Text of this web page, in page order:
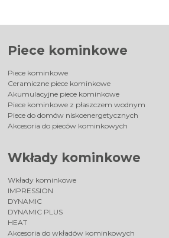
Piece kominkowe
Piece kominkowe
Ceramiczne piece kominkowe
Akumulacyjne piece kominkowe
Piece kominkowe z płaszczem wodnym
Piece do domów niskoenergetycznych
Akcesoria do pieców kominkowych
Wkłady kominkowe
Wkłady kominkowe
IMPRESSION
DYNAMIC
DYNAMIC PLUS
HEAT
Akcesoria do wkładów kominkowych